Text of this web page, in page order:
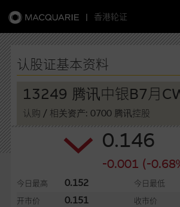
| 香港轮证
主页
牛熊证
认股证基本资料
13249 腾讯中银B7月
认购 / 相关资产: 0700 腾讯控股
0.146
-0.001 (-
今日最高 0.152 今日最低
开市价 0.151 收市价